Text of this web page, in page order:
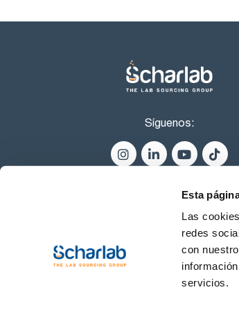
Esta
Las
redes
con
servicios.
Síguenos:
Condiciones